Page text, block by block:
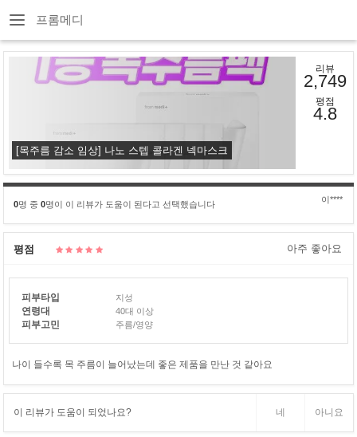
프롬메디
[목주름 감소 임상] 나노 스텝 콜라겐 넥마스크
리뷰
2,749
평점
4.8
0명 중 0명이 이 리뷰가 도움이 된다고 선택했습니다 이****
평점 아주 좋아요
피부타입 지성
연령대 40대 이상
피부고민 주름/영양
나이 들수록 목 주름이 늘어났는데 좋은 제품을 만난 것 같아요
이 리뷰가 도움이 되었나요? 네 아니요